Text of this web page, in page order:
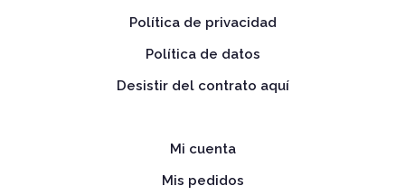
Política de privacidad
Política de datos
Desistir del contrato aquí
Mi cuenta
Mis pedidos